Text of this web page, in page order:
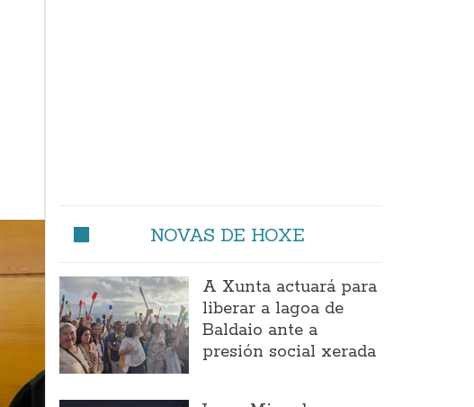
NOVAS DE HOXE
A Xunta actuará para
liberar a lagoa de
Baldaio ante a
presión social xerada